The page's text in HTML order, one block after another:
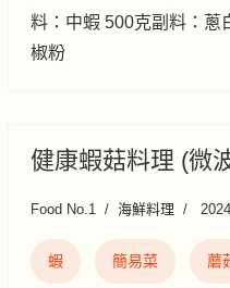
料：中蝦 500克副料：蔥
椒粉
健康蝦菇料理 (微
Food No.1 海鮮料理
蝦 簡易菜 蘑